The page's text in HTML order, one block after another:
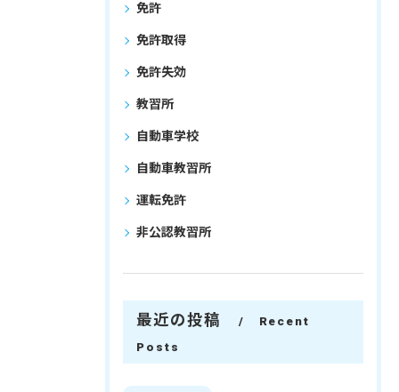
免許
免許取得
免許失効
教習所
自動車学校
自動車教習所
運転免許
非公認教習所
最近の投稿
Recent
Posts